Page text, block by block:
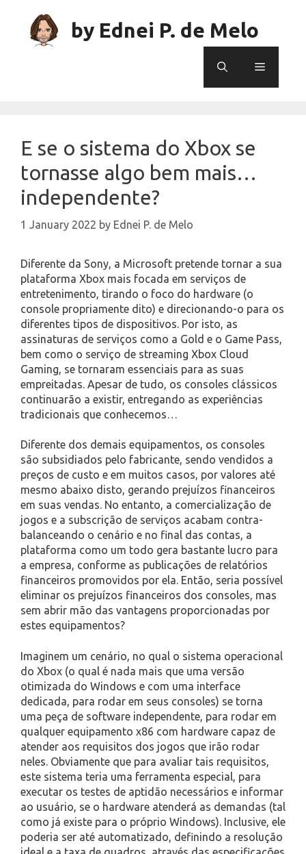
content
by Ednei P. de Melo
Menu
E se o sistema do Xbox se
tornasse algo bem mais…
independente?
1 January 2022 by Ednei P. de Melo
Diferente da Sony, a Microsoft pretende tornar a sua
plataforma Xbox mais focada em serviços de
entretenimento, tirando o foco do hardware (o
console propriamente dito) e direcionando-o para os
diferentes tipos de dispositivos. Por isto, as
assinaturas de serviços como a Gold e o Game Pass,
bem como o serviço de streaming Xbox Cloud
Gaming, se tornaram essenciais para as suas
empreitadas. Apesar de tudo, os consoles clássicos
continuarão a existir, entregando as experiências
tradicionais que conhecemos…
Diferente dos demais equipamentos, os consoles
são subsidiados pelo fabricante, sendo vendidos a
preços de custo e em muitos casos, por valores até
mesmo abaixo disto, gerando prejuízos financeiros
em suas vendas. No entanto, a comercialização de
jogos e a subscrição de serviços acabam contra-
balanceando o cenário e no final das contas, a
plataforma como um todo gera bastante lucro para
a empresa, conforme as publicações de relatórios
financeiros promovidos por ela. Então, seria possível
eliminar os prejuízos financeiros dos consoles, mas
sem abrir mão das vantagens proporcionadas por
estes equipamentos?
Imaginem um cenário, no qual o sistema operacional
do Xbox (o qual é nada mais que uma versão
otimizada do Windows e com uma interface
dedicada, para rodar em seus consoles) se torna
uma peça de software independente, para rodar em
qualquer equipamento x86 com hardware capaz de
atender aos requisitos dos jogos que irão rodar
neles. Obviamente que para avaliar tais requisitos,
este sistema teria uma ferramenta especial, para
executar os testes de aptidão necessários e informar
ao usuário, se o hardware atenderá as demandas (tal
como já existe para o próprio Windows). Inclusive, ele
poderia ser até automatizado, definindo a resolução